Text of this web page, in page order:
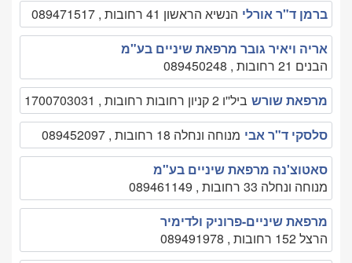
ברמן ד"ר אורלי הנשיא הראשון 41 רחובות , 089471517
אריה ויאיר גובר מרפאת שיניים בע"מ
הבנים 21 רחובות , 089450248
מרפאת שורש ביל''ו 2 קניון רחובות רחובות , 1700703031
סלסקי ד"ר אבי מנוחה ונחלה 18 רחובות , 089452097
סאטוצ'נה מרפאת שיניים בע"מ
מנוחה ונחלה 33 רחובות , 089461149
מרפאת שיניים-פרוניק ולדימיר
הרצל 152 רחובות , 089491978